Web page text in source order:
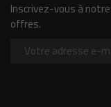
Inscrivez-vous à
offres.